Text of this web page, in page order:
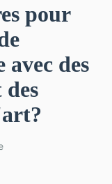
pour
avec des